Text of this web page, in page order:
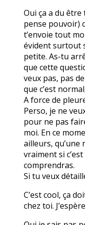
Oui ça a du
pense pouvoir)
t’envoie tout
évident surtout
petite. As-tu
que cette
veux pas, pas
que c’est
A force de
Perso, je ne
pour ne pas
moi. En ce
ailleurs, qu’une
vraiment si
comprendras.
Si tu veux
C’est cool, ça
chez toi.